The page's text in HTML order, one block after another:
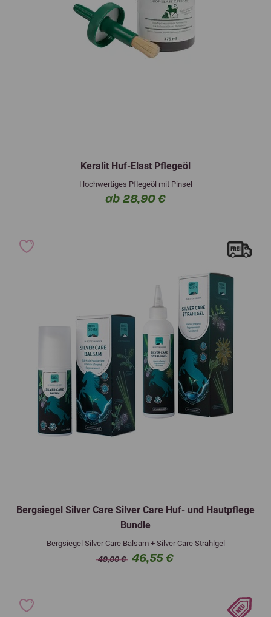
Keralit Huf-Elast Pflegeöl
Hochwertiges Pflegeöl mit Pinsel
ab 28,90 €
Bergsiegel Silver Care Silver Care Huf- und Hautpflege
Bundle
Bergsiegel Silver Care Balsam + Silver Care Strahlgel
49,00 € 46,55 €